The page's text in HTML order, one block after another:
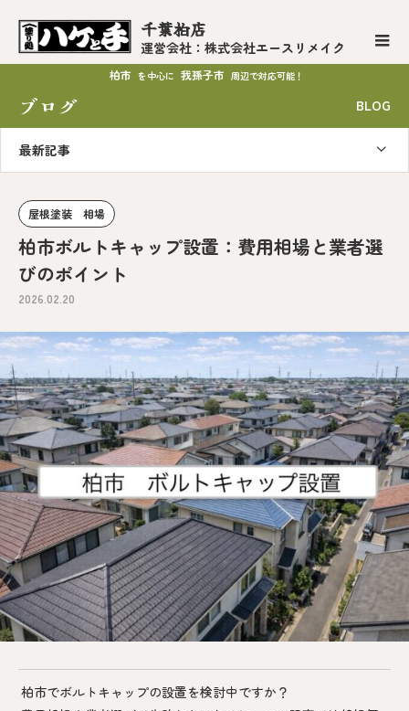
千葉柏店
運営会社：株式会社エースリメイク
柏市 を中心に 我孫子市 周辺で対応可能！
ブログ BLOG
最新記事
屋根塗装 相場
柏市ボルトキャップ設置：費用相場と業者選
びのポイント
2026.02.20
柏市でボルトキャップの設置を検討中ですか？